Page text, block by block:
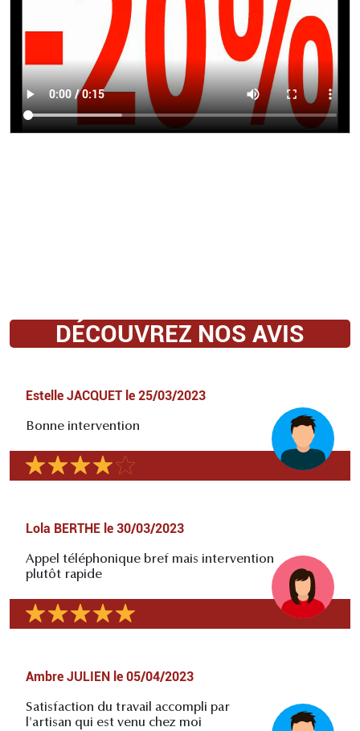
DÉCOUVREZ NOS AVIS
Estelle JACQUET le 25/03/2023
Bonne intervention
Lola BERTHE le 30/03/2023
Appel téléphonique bref mais intervention
plutôt rapide
Ambre JULIEN le 05/04/2023
Satisfaction du travail accompli par
l'artisan qui est venu chez moi